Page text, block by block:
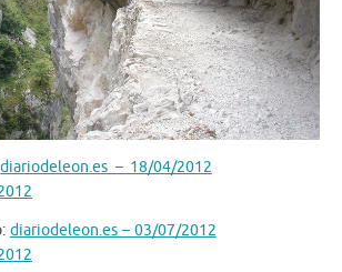
diariodeleon.es – 18/04/2012
diariodeleon.es – 03/07/2012